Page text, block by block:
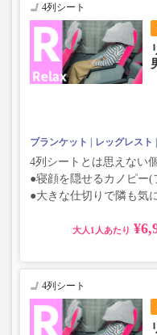
4列シート
ブランケット レッグレスト
4列シートとは思えない
●寝顔を隠せるカノピー(
●大きな仕切りで隣も気
大人
4列シート